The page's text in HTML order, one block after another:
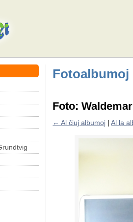
Fotoalbumoj
Foto:
← Al ĉiuj albumoj |Al la